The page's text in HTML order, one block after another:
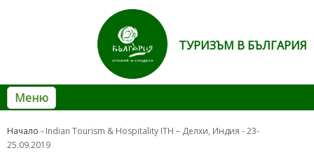
ТУРИЗЪМ В БЪЛГАРИЯ
Меню
Начало
Indian Tourism & Hospitality ITH – Делхи, Индия - 23-
25.09.2019